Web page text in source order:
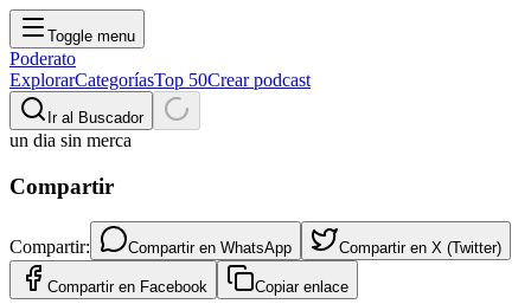
Toggle menu
Poderato
ExplorarCategoríasTop 50Crear podcast
Ir al Buscador
un dia sin merca
Compartir
Compartir: Compartir en WhatsApp Compartir en X (Twitter)
Compartir en Facebook Copiar enlace